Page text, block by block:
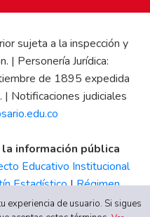
sujeta a la inspección y
| Personería Jurídica:
de 1895 expedida
Notificaciones judiciales
información pública
Educativo Institucional
Estadístico|Régimen
|Código de Ética| Canal
experiencia de usuario. Si sigues